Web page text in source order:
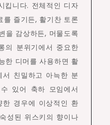
킵니다. 전체적인 디자
를 즐기든, 활기찬 토론
을 감상하든, 머물도록
의 분위기에서 중요한
한 디머를 사용하면 활
서 친밀하고 아늑한 분
있어 축하 모임에서
한 경우에 이상적인 환
성된 위스키의 향이나